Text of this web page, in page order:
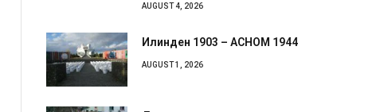
AUGUST 4, 2026
Илинден 1903 – АСНОМ 1944
AUGUST 1, 2026